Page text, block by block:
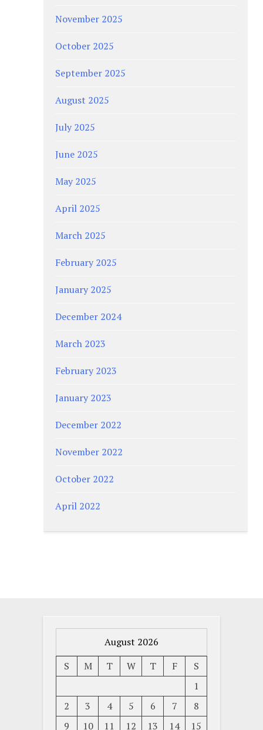
November 2025
October 2025
September 2025
August 2025
July 2025
June 2025
May 2025
April 2025
March 2025
February 2025
January 2025
December 2024
March 2023
February 2023
January 2023
December 2022
November 2022
October 2022
April 2022
August 2026
S
M T W T F
S
1
2
3 4 5 6 7
8
9
10 11 12 13 14 15